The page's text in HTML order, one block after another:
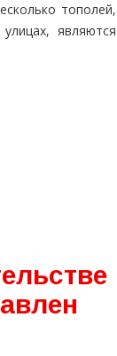
тополей,
являются